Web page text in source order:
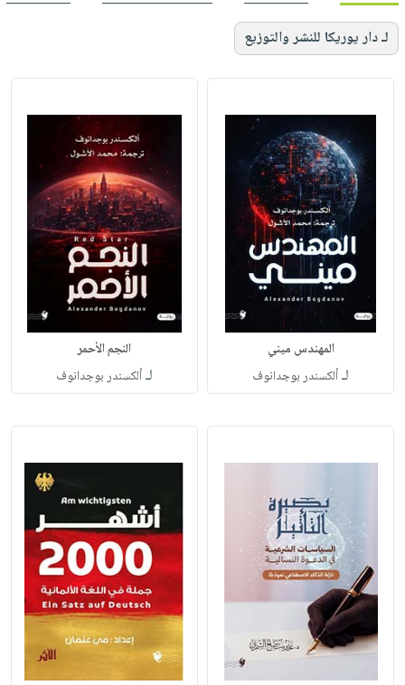
لـ دار يوريكا للنشر والتوزيع
المهندس ميني
لـألكسندر بوجدانوف
النجم الأحمر
لـألكسندر بوجدانوف